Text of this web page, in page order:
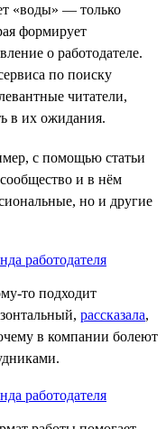
«воды» — только
формирует
о работодателе.
по поиску
читатели,
в их ожидания.
с помощью статьи
и в нём
но и другие
то подходит
рассказала,
в компании болеют